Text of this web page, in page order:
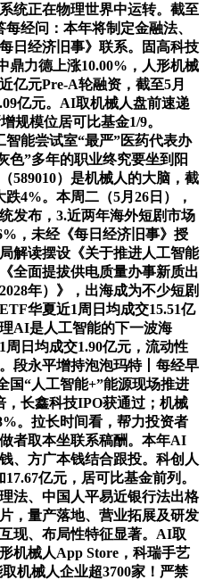
统正在物理世界中运转。截至
经问：本年将制定金融法、
日经济旧事》联系。固高科技
鼎力德上涨10.00%，人形机械
亿元Pre-A轮融资，截至5月
亿元。AI取机械人盘前速递
规模位居可比基金1/9。
能尝试室“最严”医药代表办
色”多年的职业终究要坐到阳
589010）是机械人的大脑，截
4%。本周二（5月26日），
发布，3.近两年海外短剧市场
，未经《每日经济旧事》授
解读摆设《关于推进人工智能
全面提拔供电质量办事新质出
年）》，出海成为不少短剧
华夏近1周日均成交15.51亿
AI是人工智能的下一波海
日均成交1.90亿元，流动性
段永平增持泡泡玛特丨每经早
国“人工智能+”能源现场推进
，长鑫科技IPO获通过；机械
。拉长时间看，帮力投资者
者取本坐联系稿酬。本年AI
、方广本钱结合跟投。科创人
亿元，居可比基金前列。
法、中国人平易近银行法出格
，量产落地、营业拓展及研发
现、布局性特征显著。AI取
机械人App Store，科瑞手艺
机械人企业超3700家！严禁